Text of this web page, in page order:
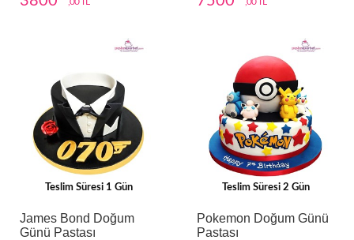
Teslim Süresi 1 Gün
James Bond Doğum
Günü Pastası
Teslim Süresi 2 Gün
Pokemon Doğum Günü
Pastası